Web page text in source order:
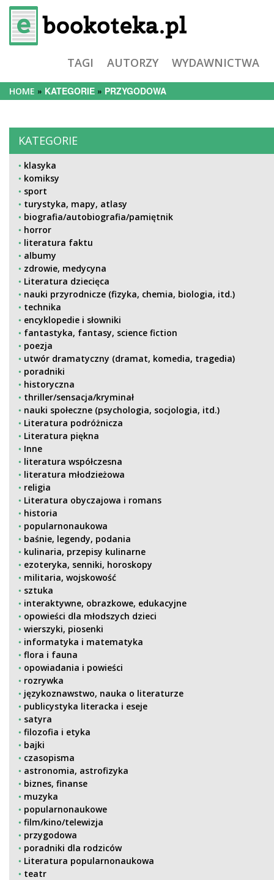
TAGI AUTORZY WYDAWNICTWA
HOME KATEGORIE PRZYGODOWA
KATEGORIE
klasyka
komiksy
sport
turystyka, mapy, atlasy
biografia/autobiografia/pamiętnik
horror
literatura faktu
albumy
zdrowie, medycyna
Literatura dziecięca
nauki przyrodnicze (fizyka, chemia, biologia, itd.)
technika
encyklopedie i słowniki
fantastyka, fantasy, science fiction
poezja
utwór dramatyczny (dramat, komedia, tragedia)
poradniki
historyczna
thriller/sensacja/kryminał
nauki społeczne (psychologia, socjologia, itd.)
Literatura podróżnicza
Literatura piękna
Inne
literatura współczesna
literatura młodzieżowa
religia
Literatura obyczajowa i romans
historia
popularnonaukowa
baśnie, legendy, podania
kulinaria, przepisy kulinarne
ezoteryka, senniki, horoskopy
militaria, wojskowość
sztuka
interaktywne, obrazkowe, edukacyjne
opowieści dla młodszych dzieci
wierszyki, piosenki
informatyka i matematyka
flora i fauna
opowiadania i powieści
rozrywka
językoznawstwo, nauka o literaturze
publicystyka literacka i eseje
satyra
filozofia i etyka
bajki
czasopisma
astronomia, astrofizyka
biznes, finanse
muzyka
popularnonaukowe
film/kino/telewizja
przygodowa
poradniki dla rodziców
Literatura popularnonaukowa
teatr